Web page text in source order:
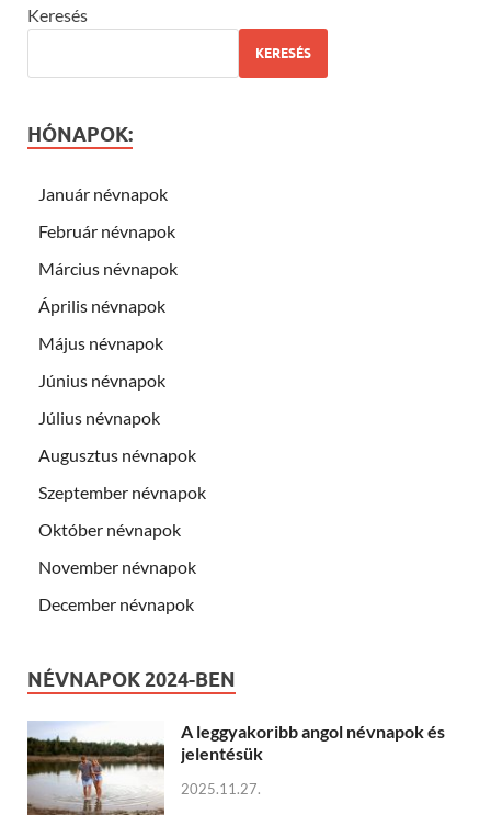
Keresés
KERESÉS
HÓNAPOK:
Január névnapok
Február névnapok
Március névnapok
Április névnapok
Május névnapok
Június névnapok
Július névnapok
Augusztus névnapok
Szeptember névnapok
Október névnapok
November névnapok
December névnapok
NÉVNAPOK 2024-BEN
A leggyakoribb angol névnapok és
jelentésük
2025.11.27.